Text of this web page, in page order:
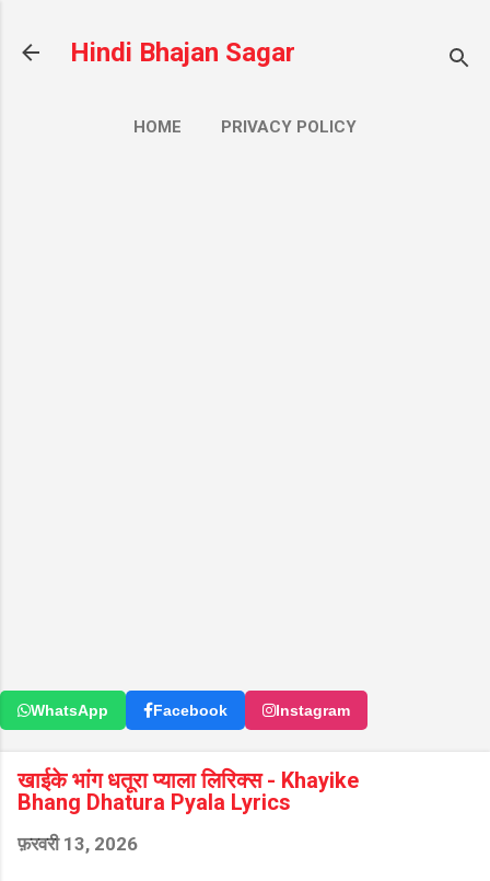
Hindi Bhajan Sagar
HOME PRIVACY POLICY
WhatsApp Facebook Instagram
खाईके भांग धतूरा प्याला लिरिक्स - Khayike
Bhang Dhatura Pyala Lyrics
फ़रवरी 13, 2026